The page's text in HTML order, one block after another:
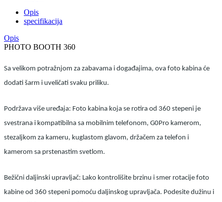
Opis
specifikacija
Opis
PHOTO BOOTH 360
Sa velikom potražnjom za zabavama i događajima, ova foto kabina će
dodati šarm i uveličati svaku priliku.
Podržava više uređaja: Foto kabina koja se rotira od 360 stepeni je
svestrana i kompatibilna sa mobilnim telefonom, G0Pro kamerom,
stezaljkom za kameru, kuglastom glavom, držačem za telefon i
kamerom sa prstenastim svetlom.
Bežični daljinski upravljač: Lako kontrolišite brzinu i smer rotacije foto
kabine od 360 stepeni pomoću daljinskog upravljača. Podesite dužinu i